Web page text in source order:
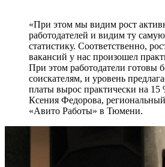
«При этом мы видим рост
работодателей и видим ту
статистику. Соответственно,
вакансий у нас произошел
При этом работодатели готовы
соискателям, и уровень
платы вырос практически на 15
Ксения Федорова,
«Авито Работы» в Тюмени.